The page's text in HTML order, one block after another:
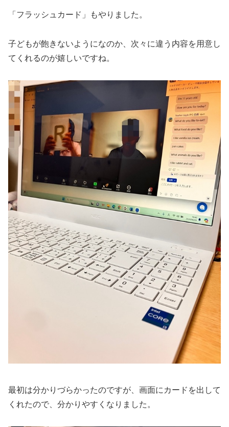
「フラッシュカード」もやりました。
子どもが飽きないようになのか、次々に違う内容を用意し
てくれるのが嬉しいですね。
最初は分かりづらかったのですが、画面にカードを出して
くれたので、分かりやすくなりました。